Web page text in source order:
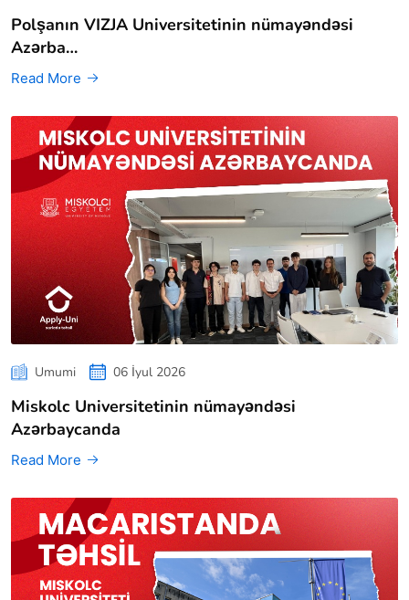
Polşanın VIZJA Universitetinin nümayəndəsi
Azərba…
Read More
Umumi 06 İyul 2026
Miskolc Universitetinin nümayəndəsi
Azərbaycanda
Read More